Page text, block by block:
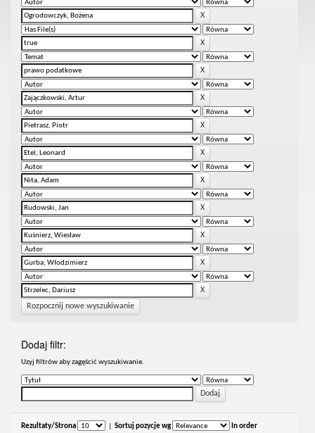
Rozpocznij nowe wyszukiwanie
Dodaj filtr:
Uzyj filtrów aby zagęścić wyszukiwanie.
Rezultaty/Strona Sortuj pozycje wg In order